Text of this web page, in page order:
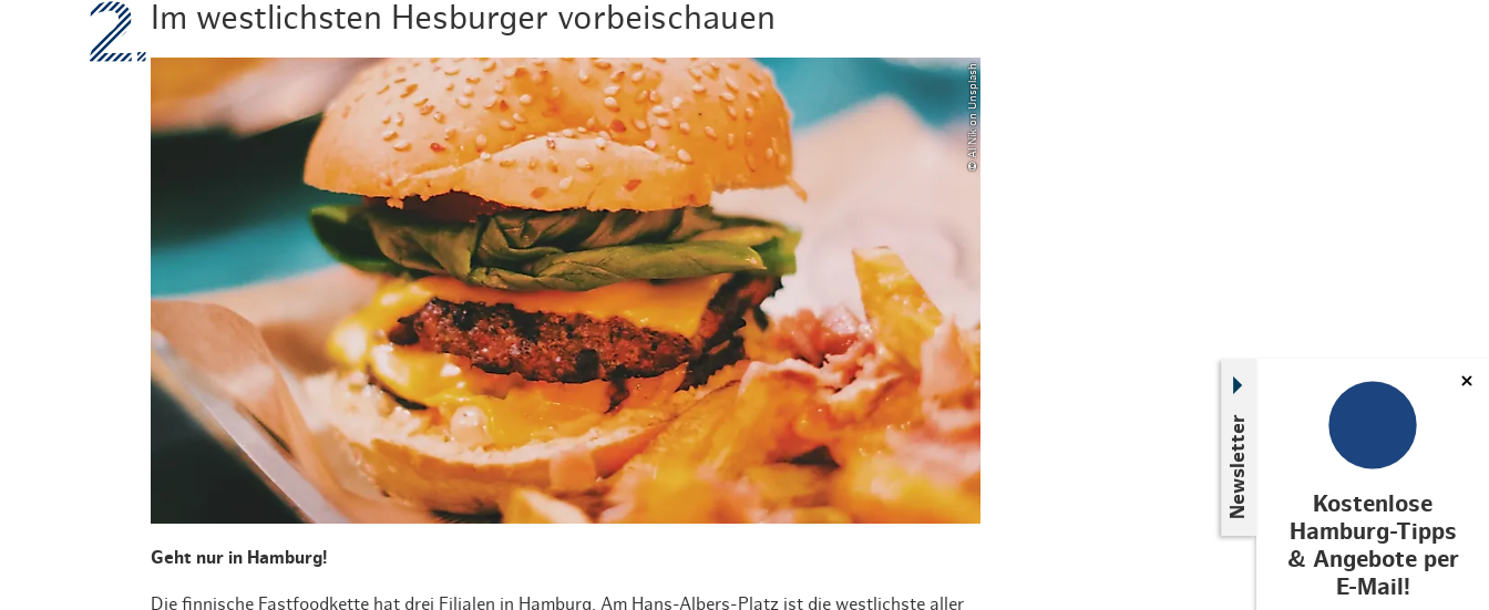
Newsletter
Kostenlose
Hamburg-Tipps
& Angebote per
E-Mail!
Im westlichsten Hesburger vorbeischauen
© Al Nik on Unsplash
Geht nur in Hamburg!
Die finnische Fastfoodkette hat drei Filialen in Hamburg. Am Hans-Albers-Platz ist die westlichste aller